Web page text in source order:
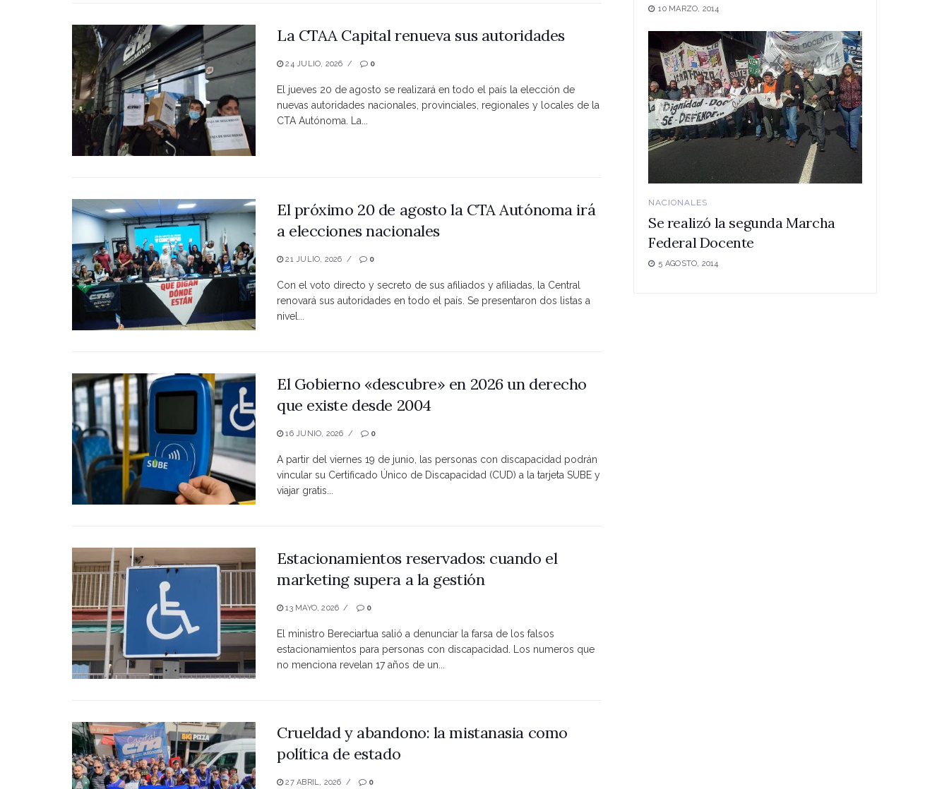
La CTAA Capital renueva sus autoridades
24 JULIO, 2026 0
El jueves 20 de agosto se realizará en todo el país la elección de
nuevas autoridades nacionales, provinciales, regionales y locales de la
CTA Autónoma. La...
El próximo 20 de agosto la CTA Autónoma irá
a elecciones nacionales
21 JULIO, 2026 0
Con el voto directo y secreto de sus afiliados y afiliadas, la Central
renovará sus autoridades en todo el país. Se presentaron dos listas a
nivel...
El Gobierno «descubre» en 2026 un derecho
que existe desde 2004
16 JUNIO, 2026 0
A partir del viernes 19 de junio, las personas con discapacidad podrán
vincular su Certificado Único de Discapacidad (CUD) a la tarjeta SUBE y
viajar gratis...
Estacionamientos reservados: cuando el
marketing supera a la gestión
13 MAYO, 2026 0
El ministro Bereciartua salió a denunciar la farsa de los falsos
estacionamientos para personas con discapacidad. Los numeros que
no menciona revelan 17 años de un...
Crueldad y abandono: la mistanasia como
política de estado
27 ABRIL, 2026 0
10 MARZO, 2014
NACIONALES
Se realizó la segunda Marcha
Federal Docente
5 AGOSTO, 2014